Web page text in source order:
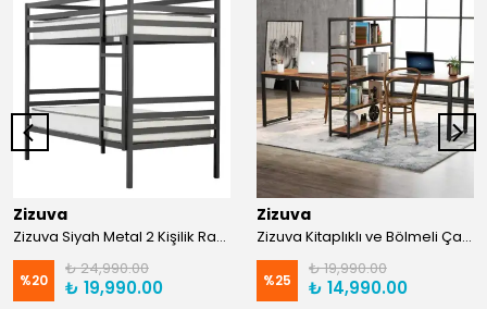
Zizuva
Zizuva Siyah Metal 2 Kişilik Ranza | TR0011-F
%20
₺ 24,990.00
₺ 19,990.00
Zizuva
Zizuva Kitaplıklı ve Bölmeli Çalışma Masası | CM1021-F-Suntalam
%25
₺ 19,990.00
₺ 14,990.00